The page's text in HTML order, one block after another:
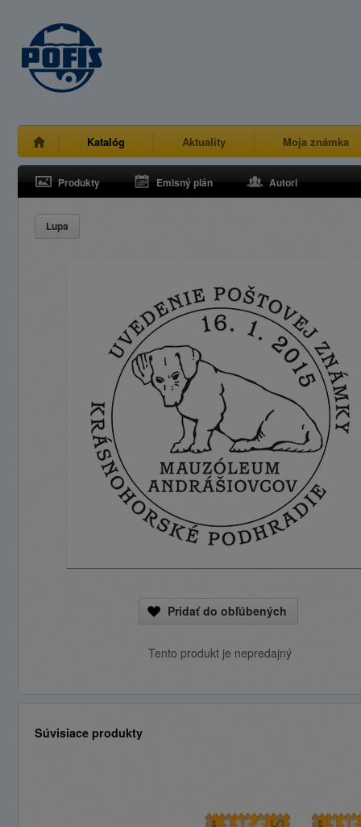
Katalóg Aktuality Moja známka
Produkty Emisný plán Autori
Lupa
Pridať do obľúbených
Tento produkt je nepredajný
Súvisiace produkty